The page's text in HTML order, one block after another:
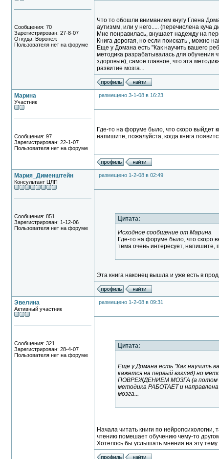
Сообщения: 70
Зарегистрирован: 27-8-07
Откуда: Воронеж
Пользователя нет на форуме
Что то обошли вниманием кнугу Глена
аутизмм, или у него..... (перечислена куча
Мне понравилась, внушает надежду на
Книга дорогая, но если поискать , можно
Еще у Домана есть "Как научить вашего
методика разрабатывалась для
здоровые), самое главное, что эта
развитие мозга...
Марина
Участник
Сообщения: 97
Зарегистрирован: 22-1-07
Пользователя нет на форуме
размещено 3-1-08 в 16:23
Где-то на форуме было, что скоро выйдет
напишите, пожалуйста, когда книга
Мария_Дименштейн
Консультант ЦЛП
Сообщения: 851
Зарегистрирован: 1-12-06
Пользователя нет на форуме
размещено 1-2-08 в 02:49
Цитата:
Исходное сообщение от Марина
Где-то на форуме было, что скоро
тема очень интересует, напишите,
Эта книга наконец вышла и уже есть в
Эвелина
Активный участник
Сообщения: 321
Зарегистрирован: 28-4-07
Пользователя нет на форуме
размещено 1-2-08 в 09:31
Цитата:
Еще у Домана есть "Как научить
кажется на первый взгляд) но
ПОВРЕЖДЕНИЕМ МОЗГА (а потом
методика РАБОТАЕТ и направлена
мозга...
Начала читать книги по
чтению помешает обучению чему-то
Хотелось бы услышать мнения на эту тему.